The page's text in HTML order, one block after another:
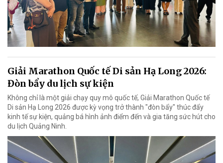
Giải Marathon Quốc tế Di sản Hạ Long 2026:
Đòn bẩy du lịch sự kiện
Không chỉ là một giải chạy quy mô quốc tế, Giải Marathon Quốc tế
Di sản Hạ Long 2026 được kỳ vọng trở thành "đòn bẩy" thúc đẩy
kinh tế sự kiện, quảng bá hình ảnh điểm đến và gia tăng sức hút cho
du lịch Quảng Ninh.